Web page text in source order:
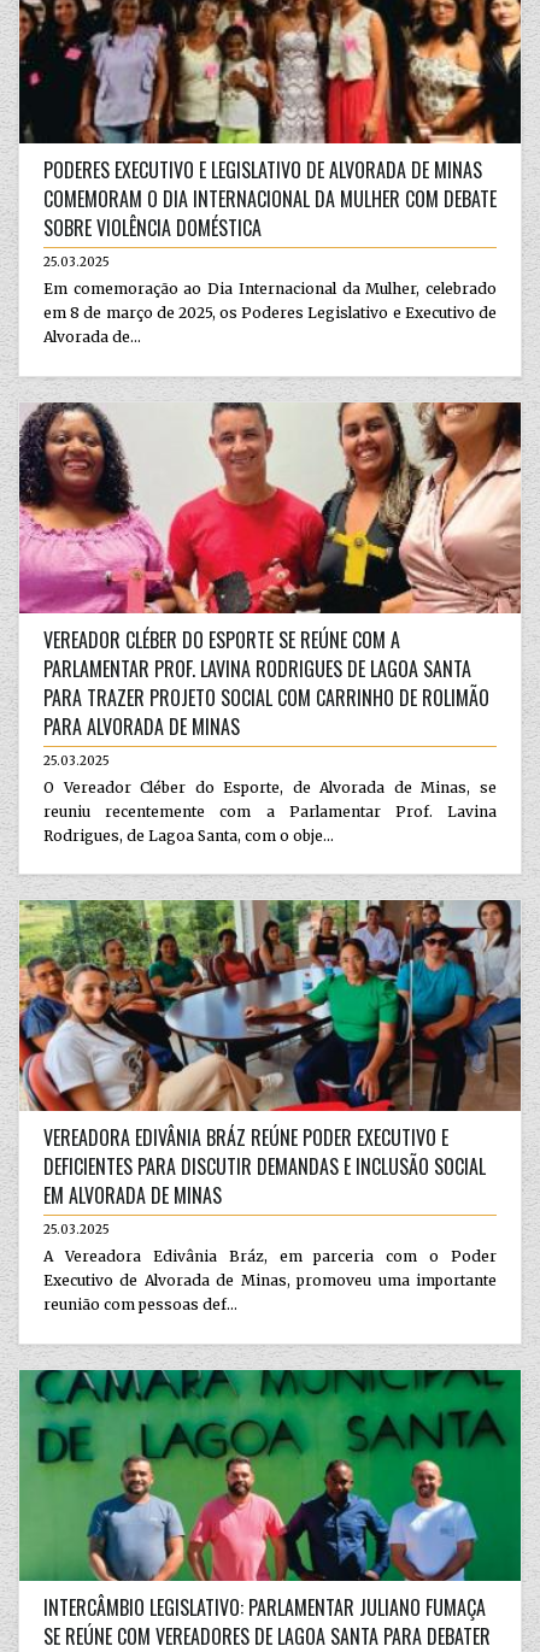
PODERES EXECUTIVO E LEGISLATIVO DE ALVORADA DE MINAS
COMEMORAM O DIA INTERNACIONAL DA MULHER COM DEBATE
SOBRE VIOLÊNCIA DOMÉSTICA
25.03.2025
Em comemoração ao Dia Internacional da Mulher, celebrado
em 8 de março de 2025, os Poderes Legislativo e Executivo de
Alvorada de...
VEREADOR CLÉBER DO ESPORTE SE REÚNE COM A
PARLAMENTAR PROF. LAVINA RODRIGUES DE LAGOA SANTA
PARA TRAZER PROJETO SOCIAL COM CARRINHO DE ROLIMÃO
PARA ALVORADA DE MINAS
25.03.2025
O Vereador Cléber do Esporte, de Alvorada de Minas, se
reuniu recentemente com a Parlamentar Prof. Lavina
Rodrigues, de Lagoa Santa, com o obje...
VEREADORA EDIVÂNIA BRÁZ REÚNE PODER EXECUTIVO E
DEFICIENTES PARA DISCUTIR DEMANDAS E INCLUSÃO SOCIAL
EM ALVORADA DE MINAS
25.03.2025
A Vereadora Edivânia Bráz, em parceria com o Poder
Executivo de Alvorada de Minas, promoveu uma importante
reunião com pessoas def...
INTERCÂMBIO LEGISLATIVO: PARLAMENTAR JULIANO FUMAÇA
SE REÚNE COM VEREADORES DE LAGOA SANTA PARA DEBATER